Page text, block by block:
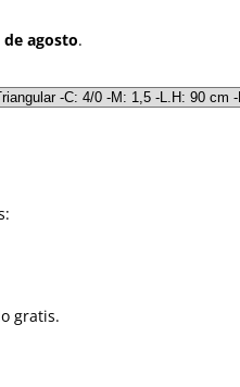
agosto.
gratis.